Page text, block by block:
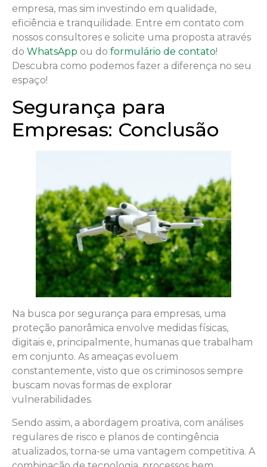
empresa, mas sim investindo em qualidade,
eficiência e tranquilidade. Entre em contato com
nossos consultores e solicite uma proposta através
do WhatsApp ou do formulário de contato!
Descubra como podemos fazer a diferença no seu
espaço!
Segurança para
Empresas: Conclusão
Na busca por segurança para empresas, uma
proteção panorâmica envolve medidas físicas,
digitais e, principalmente, humanas que trabalham
em conjunto. As ameaças evoluem
constantemente, visto que os criminosos sempre
buscam novas formas de explorar
vulnerabilidades.
Sendo assim, a abordagem proativa, com análises
regulares de risco e planos de contingência
atualizados, torna-se uma vantagem competitiva. A